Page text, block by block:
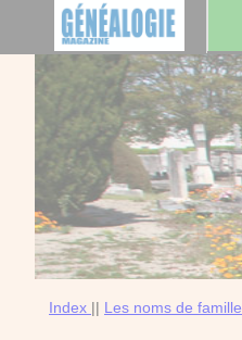
Index || Les noms de famille